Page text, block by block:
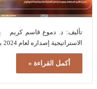
تأليف: د. دموع قاسم كريم
الاستراتيجية إصداره لعام 2024 بعنوان “التنافس التركي المصري في…
أكمل القراءة »